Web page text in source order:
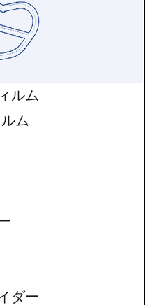
ルム
ム
ダー